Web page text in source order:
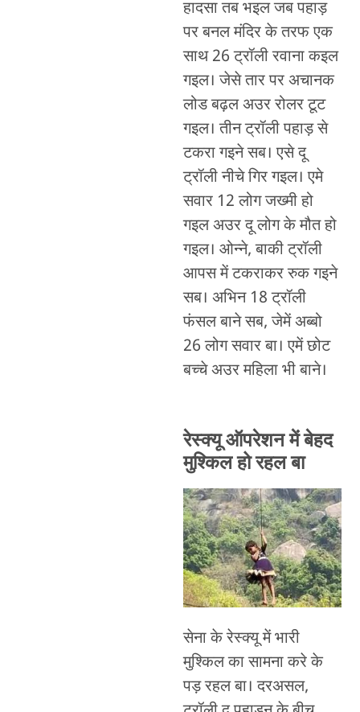
हादसा तब भइल जब पहाड़
पर बनल मंदिर के तरफ एक
साथ 26 ट्रॉली रवाना कइल
गइल। जेसे तार पर अचानक
लोड बढ़ल अउर रोलर टूट
गइल। तीन ट्रॉली पहाड़ से
टकरा गइने सब। एसे दू
ट्रॉली नीचे गिर गइल। एमे
सवार 12 लोग जख्मी हो
गइल अउर दू लोग के मौत हो
गइल। ओन्ने, बाकी ट्रॉली
आपस में टकराकर रुक गइने
सब। अभिन 18 ट्रॉली
फंसल बाने सब, जेमें अब्बो
26 लोग सवार बा। एमें छोट
बच्चे अउर महिला भी बाने।
रेस्क्यू ऑपरेशन में बेहद
मुश्किल हो रहल बा
सेना के रेस्क्यू में भारी
मुश्किल का सामना करे के
पड़ रहल बा। दरअसल,